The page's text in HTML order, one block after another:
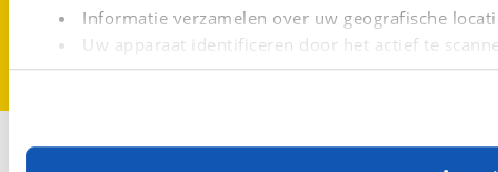
Informatie verzamelen over uw geografische
Uw apparaat identificeren door het actief te
Lees meer over hoe uw persoonlijke gegevens worden
Met cookies en vergelijkbare technieken zorgen we